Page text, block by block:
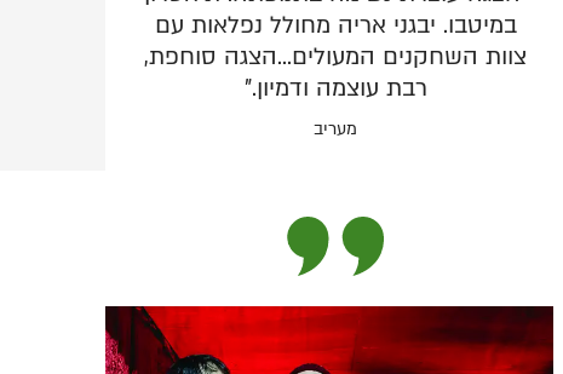
במיטבו. יבגני אריה מחולל נפלאות עם
צוות השחקנים המעולים...הצגה סוחפת,
רבת עוצמה ודמיון."
מעריב